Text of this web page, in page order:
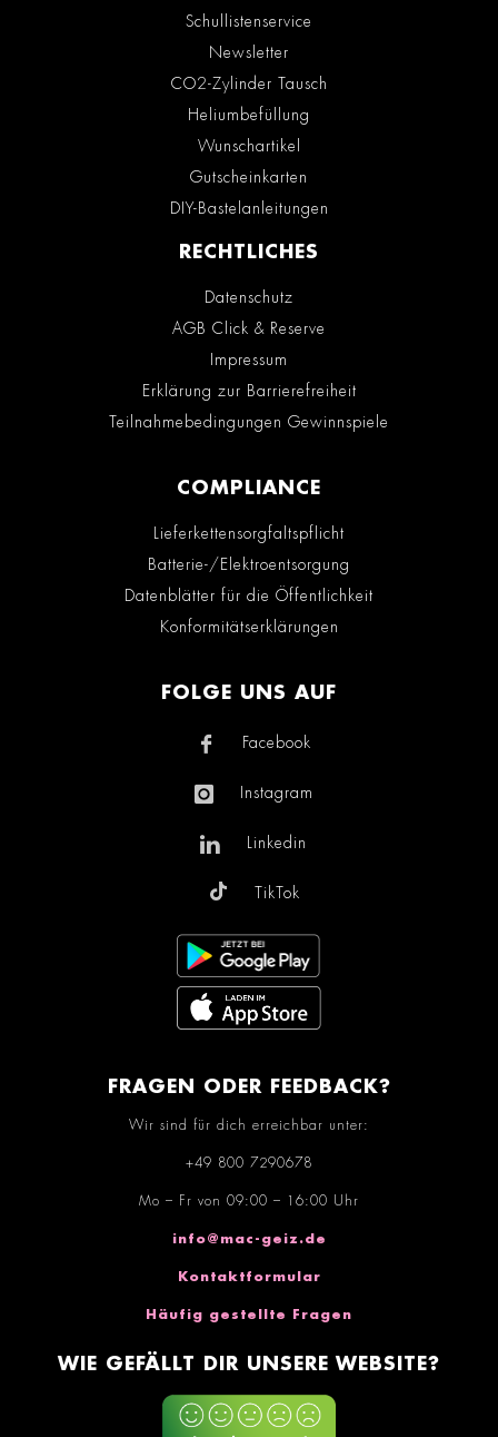
Schullistenservice
Newsletter
CO2-Zylinder Tausch
Heliumbefüllung
Wunschartikel
Gutscheinkarten
DIY-Bastelanleitungen
RECHTLICHES
Datenschutz
AGB Click & Reserve
Impressum
Erklärung zur Barrierefreiheit
Teilnahmebedingungen Gewinnspiele
COMPLIANCE
Lieferkettensorgfaltspflicht
Batterie-/Elektroentsorgung
Datenblätter für die Öffentlichkeit
Konformitätserklärungen
FOLGE UNS AUF
Facebook
Instagram
Linkedin
TikTok
FRAGEN ODER FEEDBACK?
Wir sind für dich erreichbar unter:
+49 800 7290678
Mo – Fr von 09:00 – 16:00 Uhr
info@mac-geiz.de
Kontaktformular
Häufig gestellte Fragen
WIE GEFÄLLT DIR UNSERE WEBSITE?